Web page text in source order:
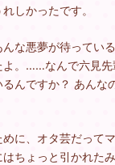
しかったです。
な悪夢が待ってい
よ。……なんで六見先
んですか？ あんな
に、オタ芸だって
ちょっと引かれた